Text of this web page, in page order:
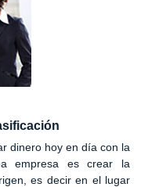
dinero hoy en día con la
empresa es crear la
es decir en el lugar